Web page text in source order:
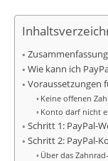
Zusammenfassung
Wie kann ich
Voraussetzungen
Keine offenen
Konto darf nicht
Schritt 1: PayPal-
Schritt 2: PayPal-
Über das